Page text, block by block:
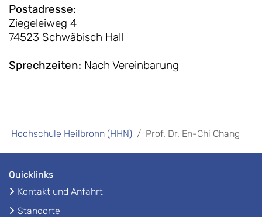
Postadresse:
Ziegeleiweg 4
74523 Schwäbisch Hall
Sprechzeiten: Nach Vereinbarung
Hochschule Heilbronn (HHN) Prof. Dr. En-Chi Chang
Quicklinks
Kontakt und Anfahrt
Standorte